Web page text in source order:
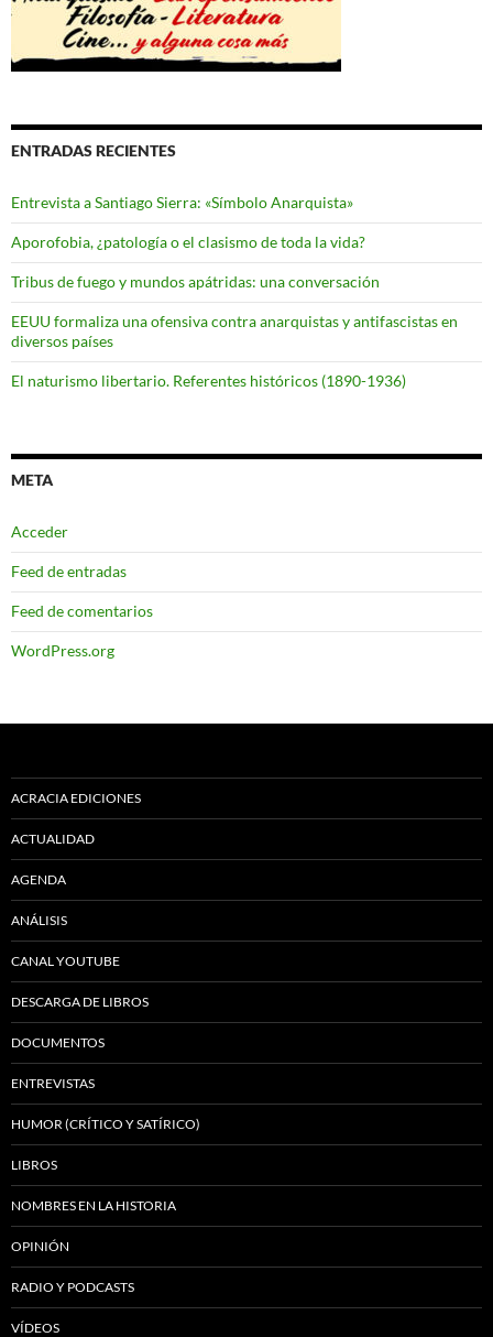
ENTRADAS RECIENTES
Entrevista a Santiago Sierra: «Símbolo Anarquista»
Aporofobia, ¿patología o el clasismo de toda la vida?
Tribus de fuego y mundos apátridas: una conversación
EEUU formaliza una ofensiva contra anarquistas y antifascistas en
diversos países
El naturismo libertario. Referentes históricos (1890-1936)
META
Acceder
Feed de entradas
Feed de comentarios
WordPress.org
ACRACIA EDICIONES
ACTUALIDAD
AGENDA
ANÁLISIS
CANAL YOUTUBE
DESCARGA DE LIBROS
DOCUMENTOS
ENTREVISTAS
HUMOR (CRÍTICO Y SATÍRICO)
LIBROS
NOMBRES EN LA HISTORIA
OPINIÓN
RADIO Y PODCASTS
VÍDEOS